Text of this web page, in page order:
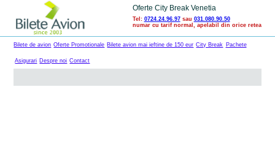
Oferte City Break Venetia
Tel: 0724.24.96.97sau 031.080.90.50
numar cu tarif normal, apelabil din orice retea
Bilete de avion Oferte Promotionale Bilete avion mai ieftine de 150 eur City Break Pachete
Asigurari Despre noi Contact